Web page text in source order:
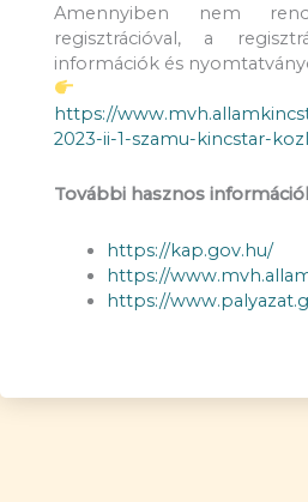
Amennyiben nem
regisztrációval, a
információk és
https://
2023-ii-1-szamu-kincstar-
További hasznos
https://kap.gov.hu/
https://
https://